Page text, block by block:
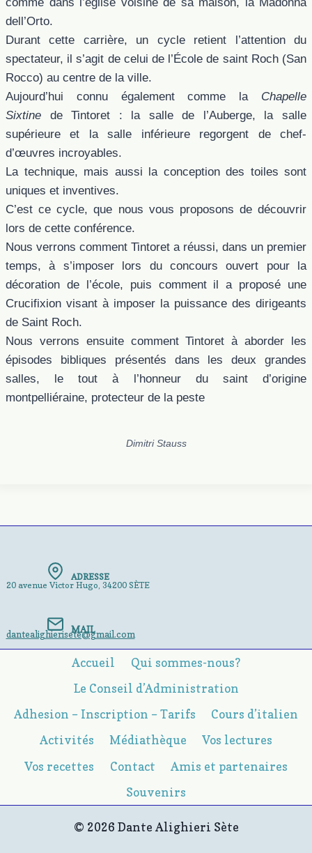
dell’Orto.
Durant cette carrière, un cycle retient l’attention du
spectateur, il s’agit de celui de l’École de saint Roch (San
Rocco) au centre de la ville.
Aujourd’hui connu également comme la Chapelle
Sixtine de Tintoret : la salle de l’Auberge, la salle
supérieure et la salle inférieure regorgent de chef-
d’œuvres incroyables.
La technique, mais aussi la conception des toiles sont
uniques et inventives.
C’est ce cycle, que nous vous proposons de découvrir
lors de cette conférence.
Nous verrons comment Tintoret a réussi, dans un premier
temps, à s’imposer lors du concours ouvert pour la
décoration de l’école, puis comment il a proposé une
Crucifixion visant à imposer la puissance des dirigeants
de Saint Roch.
Nous verrons ensuite comment Tintoret à aborder les
épisodes bibliques présentés dans les deux grandes
salles, le tout à l’honneur du saint d’origine
montpelliéraine, protecteur de la peste
Dimitri Stauss
ADRESSE
20 avenue Victor Hugo, 34200 SÈTE
MAIL
dantealighierisete@gmail.com
Accueil
Qui sommes-nous?
Le Conseil d’Administration
Adhesion – Inscription – Tarifs
Cours d’italien
Activités
Médiathèque
Vos lectures
Vos recettes
Contact
Amis et partenaires
Souvenirs
© 2026 Dante Alighieri Sète